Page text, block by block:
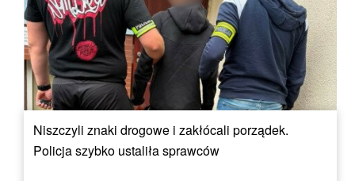
Niszczyli znaki drogowe i zakłócali porządek.
Policja szybko ustaliła sprawców